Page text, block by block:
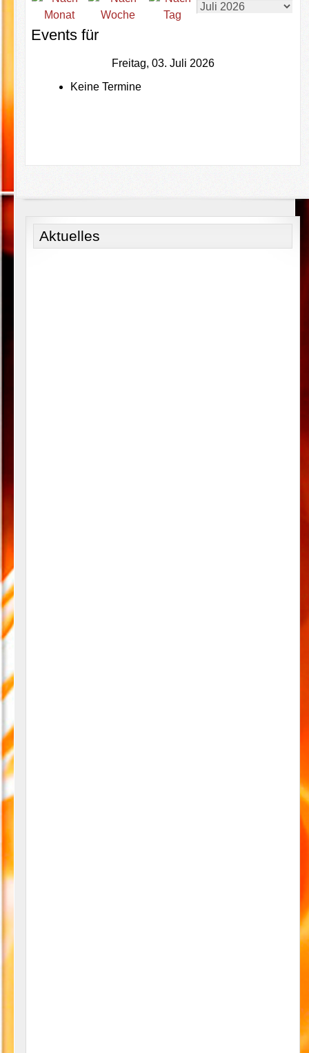
Events für
Freitag, 03. Juli 2026
Keine Termine
Aktuelles